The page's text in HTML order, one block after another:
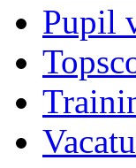
Pupil